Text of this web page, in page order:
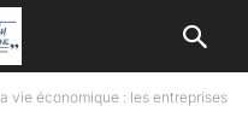
vie économique : les entreprises